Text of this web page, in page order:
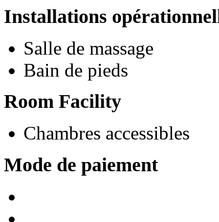
Installations
Salle de massage
Bain de pieds
Room Facility
Chambres accessibles
Mode de paiement